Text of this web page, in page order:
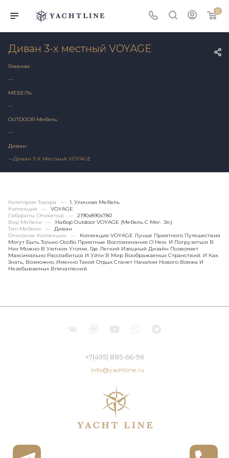
0
Диван 3-х местный VOYAGE
Главная
—
МЕБЕЛЬ
—
OUTDOOR Мебель
—
Диван
—Диван 3-Х Местный VOYAGE
Категория Товара —
1. Уличная Мебель
Коллекция
—
VOYAGE
Габариты (этикетка)
—
2190х890x780
Вид Мебели
—
Набор Outdoor VOYAGE (мебель С Мяг. Эл.)
Тип Мебели
—
Диван
Описание Коллекции
—
Коллекция VOYAGE Лучше Приятного Путешествия
Могут Быть Только Особо Приятные Воспоминания О Нем. И Погрузиться В
Них Можно В Уютном Уголке, Где Легкий Изящный Дизайн Позволяет
Максимально Расслабиться И Уйти В Мир Воображаемых Странствий. И Как
Знать, Возможно, Именно Такой Отдых Станет Началом Нового Вояжа И
Незабываемых Впечатлений.
+7(495) 885-66-96
info@yachtline.ru